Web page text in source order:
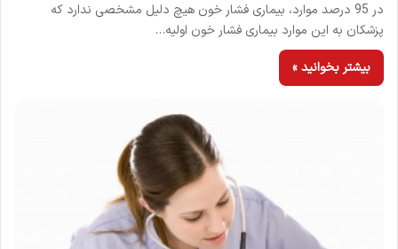
در 95 درصد موارد، بیماری فشار خون هیچ دلیل مشخصی ندارد که
پزشکان به این موارد بیماری فشار خون اولیه…
بیشتر بخوانید »